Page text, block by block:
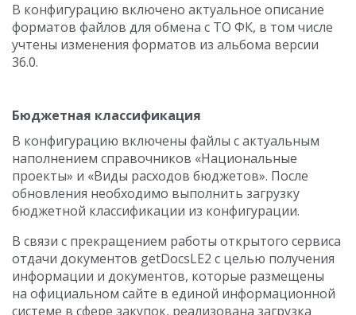
В конфигурацию включено актуальное описание
форматов файлов для обмена с ТО ФК, в том числе
учтены изменения форматов из альбома версии
36.0.
Бюджетная классификация
В конфигурацию включены файлы с актуальным
наполнением справочников «Национальные
проекты» и «Виды расходов бюджетов». После
обновления необходимо выполнить загрузку
бюджетной классификации из конфигурации.
В связи с прекращением работы открытого сервиса
отдачи документов getDocsLE2 с целью получения
информации и документов, которые размещены
на официальном сайте в единой информационной
системе в сфере закупок, реализована загрузка